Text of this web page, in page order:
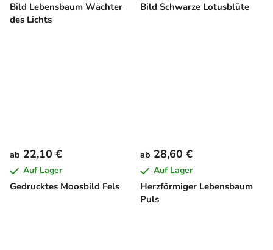
Bild Lebensbaum Wächter
des Lichts
Bild Schwarze Lotusblüte
Gedrucktes Moosbild Fels
ab 22,10 €
Auf Lager
Herzförmiger Lebensbaum
Puls
ab 28,60 €
Auf Lager